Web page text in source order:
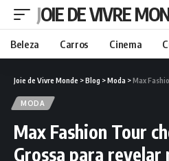
JOIE DE VIVRE
Beleza Carros Cinema
Joie de Vivre Monde >Blog >Moda >Max Fashion
MODA
Max Fashion Tour
Grossa para